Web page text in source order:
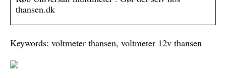
thansen.dk
Keywords: voltmeter thansen, voltmeter 12v thansen